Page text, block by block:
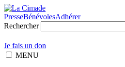
PresseBénévolesAdhérer
Rechercher
Je fais un don
MENU